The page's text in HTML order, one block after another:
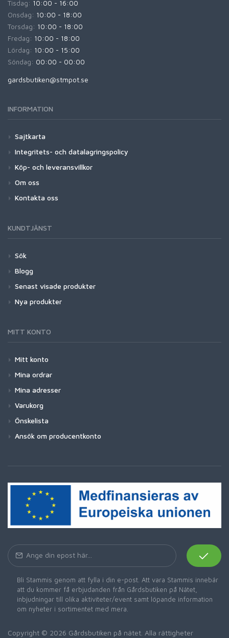
Tisdag: 10:00 - 16:00
Onsdag: 10:00 - 18:00
Torsdag: 10:00 - 18:00
Fredag: 10:00 - 18:00
Lördag: 10:00 - 15:00
Söndag: 00:00 - 00:00
gardsbutiken@stmpot.se
INFORMATION
Sajtkarta
Integritets- och datalagringspolicy
Köp- och leveransvillkor
Om oss
Kontakta oss
KUNDTJÄNST
Sök
Blogg
Senast visade produkter
Nya produkter
MITT KONTO
Mitt konto
Mina ordrar
Mina adresser
Varukorg
Önskelista
Ansök om producentkonto
Bli Stammis genom att fylla i din e-post. Att vara Stammis innebär
att du kommer få erbjudanden från Gårdsbutiken på Nätet,
inbjudningar till olika aktiviteter/event samt löpande information
om nyheter i sortimentet med mera.
Copyright © 2026 Gårdsbutiken på nätet. Alla rättigheter